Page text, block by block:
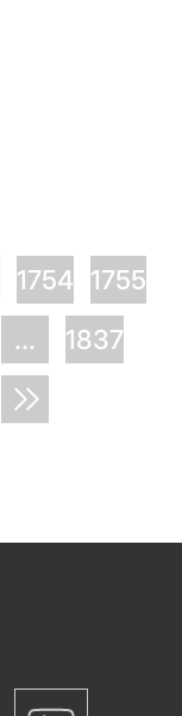
1754
1755
...
1837